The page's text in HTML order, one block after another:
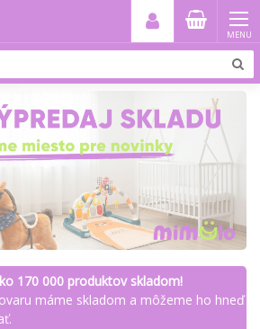
MENU
170 000 produktov skladom!
máme skladom a môžeme ho hneď